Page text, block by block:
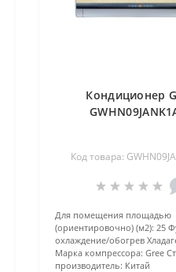
Кондиционер
Код товара:
Для помещения площадью
(ориентировочно) (м2): 25
охлаждение/обогрев
Марка компрессора: Gree
производитель: Китай